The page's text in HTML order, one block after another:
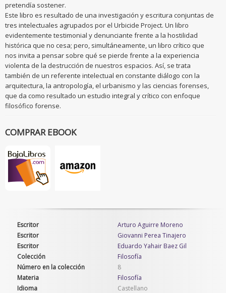
pretendía sostener.
Este libro es resultado de una investigación y escritura conjuntas de
tres intelectuales agrupados por el Urbicide Project. Un libro
evidentemente testimonial y denunciante frente a la hostilidad
histórica que no cesa; pero, simultáneamente, un libro crítico que
nos invita a pensar sobre qué se pierde frente a la experiencia
violenta de la destrucción de nuestros espacios. Así, se trata
también de un referente intelectual en constante diálogo con la
arquitectura, la antropología, el urbanismo y las ciencias forenses,
que da como resultado un estudio integral y crítico con enfoque
filosófico forense.
COMPRAR EBOOK
Escritor
Arturo Aguirre Moreno
Escritor
Giovanni Perea Tinajero
Escritor
Eduardo Yahair Baez Gil
Colección
Filosofía
Número en la colección
8
Materia
Filosofía
Idioma
Castellano